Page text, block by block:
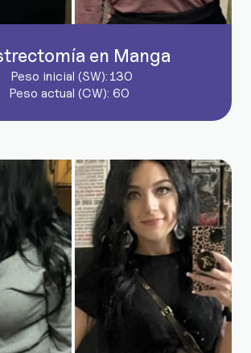
en Manga
Peso inicial (SW):
Peso actual (CW):
130
60